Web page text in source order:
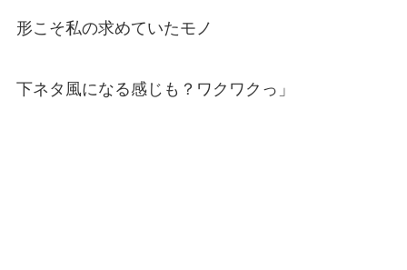
形こそ私の求めていたモノ
下ネタ風になる感じも？ワクワクっ」